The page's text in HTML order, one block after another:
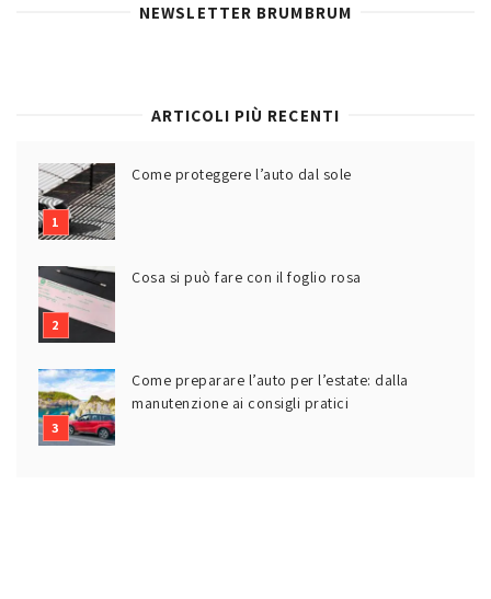
NEWSLETTER BRUMBRUM
ARTICOLI PIÙ RECENTI
Come proteggere l’auto dal sole
Cosa si può fare con il foglio rosa
Come preparare l’auto per l’estate: dalla
manutenzione ai consigli pratici